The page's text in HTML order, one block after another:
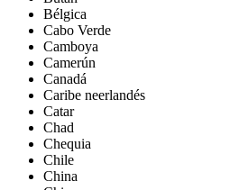
Bélgica
Cabo Verde
Camboya
Camerún
Canadá
Caribe neerlandés
Catar
Chad
Chequia
Chile
China